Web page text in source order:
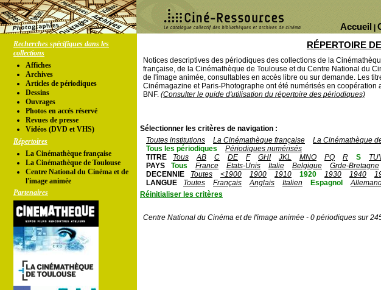
Accueil
Recherches spécifiques dans les
collections
Affiches
Archives
Articles de périodiques
Dessins
Ouvrages
Photos en accés réservé
Revues de presse
Vidéos (DVD et VHS)
Répertoires
La Cinémathèque française
La Cinémathèque de Toulouse
Centre National du Cinéma et de
l'image animée
Partenaires
RÉPERTOIRE
Notices descriptives des périodiques des collections de la
française, de la Cinémathèque de Toulouse et du Centre National du
de l'image animée, consultables en accès libre ou sur demande. Les
Cinémagazine et Paris-Photographe ont été numérisés en coopération
BNF. (Consulter le guide d'utilisation du répertoire des périodiques)
Sélectionner les critères de navigation :
Toutes institutions
La Cinémathèque française La Cinémathèque
Tous les périodiques
Périodiques numérisés
TITRE
Tous AB C DE F GHI JKL MNO PQ R S
PAYS
Tous France Etats-Unis Italie Belgique Grde-Bretagne
DECENNIE
Toutes <1900 1900 1910 1920 1930 1940
LANGUE
Toutes Français Anglais Italien Espagnol
Réinitialiser les critères
Centre National du Cinéma et de l'image animée - 0 périodiques sur